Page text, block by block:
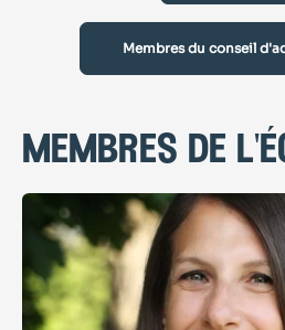
Membres du conseil
membres de